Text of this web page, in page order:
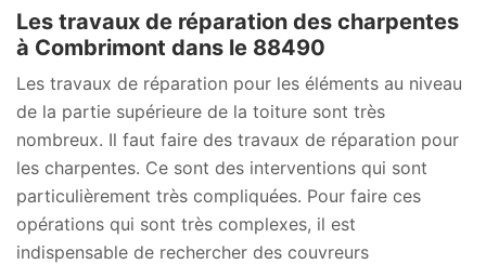
Les travaux de réparation des charpentes
à Combrimont dans le 88490
Les travaux de réparation pour les éléments au niveau
de la partie supérieure de la toiture sont très
nombreux. Il faut faire des travaux de réparation pour
les charpentes. Ce sont des interventions qui sont
particulièrement très compliquées. Pour faire ces
opérations qui sont très complexes, il est
indispensable de rechercher des couvreurs